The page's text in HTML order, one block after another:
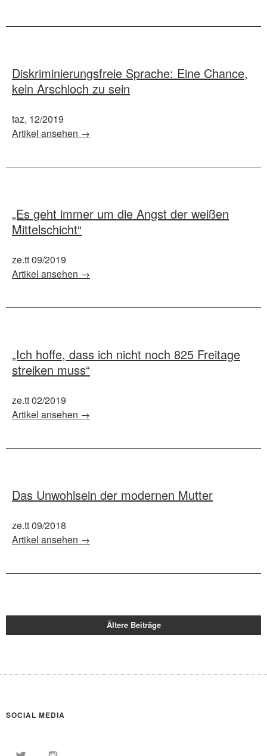
Diskriminierungsfreie Sprache: Eine Chance,
kein Arschloch zu sein
taz, 12/2019
Artikel ansehen →
„Es geht immer um die Angst der weißen
Mittelschicht“
ze.tt 09/2019
Artikel ansehen →
„Ich hoffe, dass ich nicht noch 825 Freitage
streiken muss“
ze.tt 02/2019
Artikel ansehen →
Das Unwohlsein der modernen Mutter
ze.tt 09/2018
Artikel ansehen →
Ältere Beiträge
SOCIAL MEDIA